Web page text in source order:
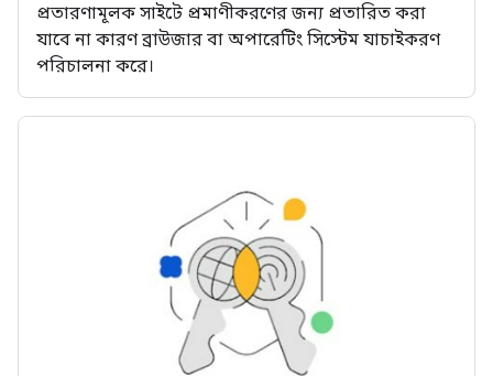
প্রতারণামূলক সাইটে প্রমাণীকরণের জন্য প্রতারিত করা
যাবে না কারণ ব্রাউজার বা অপারেটিং সিস্টেম যাচাইকরণ
পরিচালনা করে।